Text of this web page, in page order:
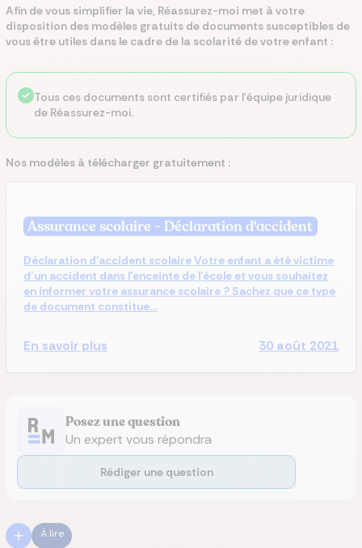
Afin de vous simplifier la vie, Réassurez-moi met à votre
disposition des modèles gratuits de documents susceptibles de
vous être utiles dans le cadre de la scolarité de votre enfant :
Tous ces documents sont certifiés par l'équipe juridique
de Réassurez-moi.
Nos modèles à télécharger gratuitement :
Assurance scolaire - Déclaration d'accident
Déclaration d'accident scolaire Votre enfant a été victime
d’un accident dans l’enceinte de l’école et vous souhaitez
en informer votre assurance scolaire ? Sachez que ce type
de document constitue…
En savoir plus 30 août 2021
Posez une question
Un expert vous répondra
Rédiger une question
À lire